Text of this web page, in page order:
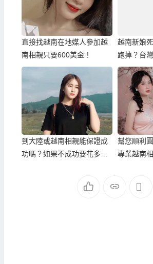
直接找越南在地媒人參加越
南相親只要600美金！
越南新娘
跑掉？台
南新娘該
到大陸或越南相親能保證成
功嗎？如果不成功要花多少
幫您順利
專業越南